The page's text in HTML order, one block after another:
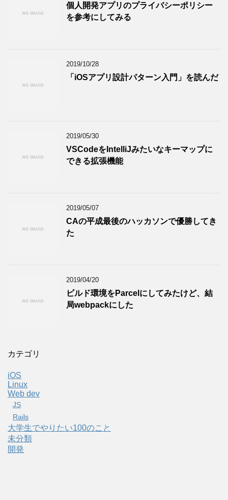
個人開発アプリのプライバシーポリシー
を参考にしてみる
2019/10/28
「iOSアプリ設計パターン入門」を読んだ
2019/05/30
VSCodeをIntelliJみたいなキーマップに
できる拡張機能
2019/05/07
CAの平成最後のハッカソンで優勝してき
た
2019/04/20
ビルド環境をParcelにしてみたけど、結
局webpackにした
カテゴリ
iOS
Linux
Web dev
JS
Rails
大学生でやりたい100のこと
未分類
開発